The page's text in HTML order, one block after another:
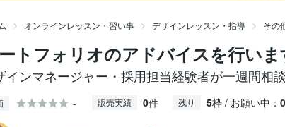
オンラインレッスン・習い事 デザインレッスン・指導 その
トフォリオのアドバイスを行いま
インマネージャー・採用担当経験者が一週間相
- 販売実績 0件 残り 5枠 / お願い中： 0